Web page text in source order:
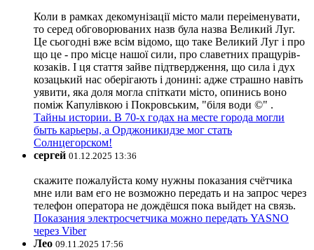
Коли в рамках декомунізації місто мали переіменувати,
то серед обговорюваних назв була назва Великий Луг.
Це сьогодні вже всім відомо, що таке Великий Луг і про
що це - про місце нашої сили, про славетних пращурів-
козаків. І ця стаття зайве підтвердження, що сила і дух
козацький нас оберігають і донині: адже страшно навіть
уявити, яка доля могла спіткати місто, опинись воно
поміж Капулівкою і Покровським, "біля води ©" .
Тайны истории. В 70-х годах на месте города могли
быть карьеры, а Орджоникидзе мог стать
Солнцегорском!
сергей 01.12.2025 13:36
скажите пожалуйста кому нужны показания счётчика
мне или вам его не возможно передать и на запрос через
телефон оператора не дождёшся пока выйдет на связь.
Показания электросчетчика можно передать YASNO
через Viber
Лео 09.11.2025 17:56